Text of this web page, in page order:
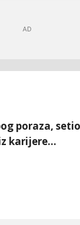
poraza,
karijere...